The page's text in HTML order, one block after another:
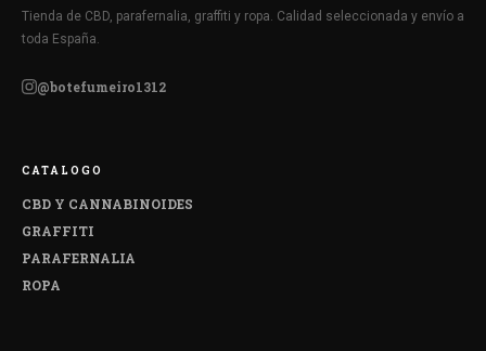
Tienda de CBD, parafernalia, graffiti y ropa. Calidad seleccionada y envío a
toda España.
@botefumeiro1312
CATALOGO
CBD Y CANNABINOIDES
GRAFFITI
PARAFERNALIA
ROPA